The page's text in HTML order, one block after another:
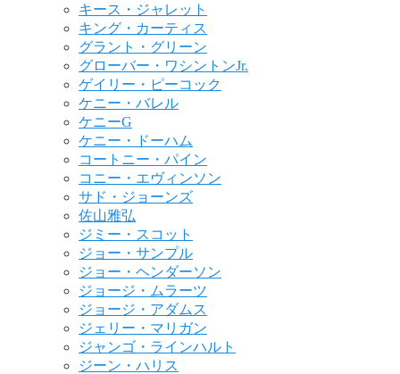
キース・ジャレット
キング・カーティス
グラント・グリーン
グローバー・ワシントンJr.
ゲイリー・ピーコック
ケニー・バレル
ケニーG
ケニー・ドーハム
コートニー・パイン
コニー・エヴィンソン
サド・ジョーンズ
佐山雅弘
ジミー・スコット
ジョー・サンプル
ジョー・ヘンダーソン
ジョージ・ムラーツ
ジョージ・アダムス
ジェリー・マリガン
ジャンゴ・ラインハルト
ジーン・ハリス